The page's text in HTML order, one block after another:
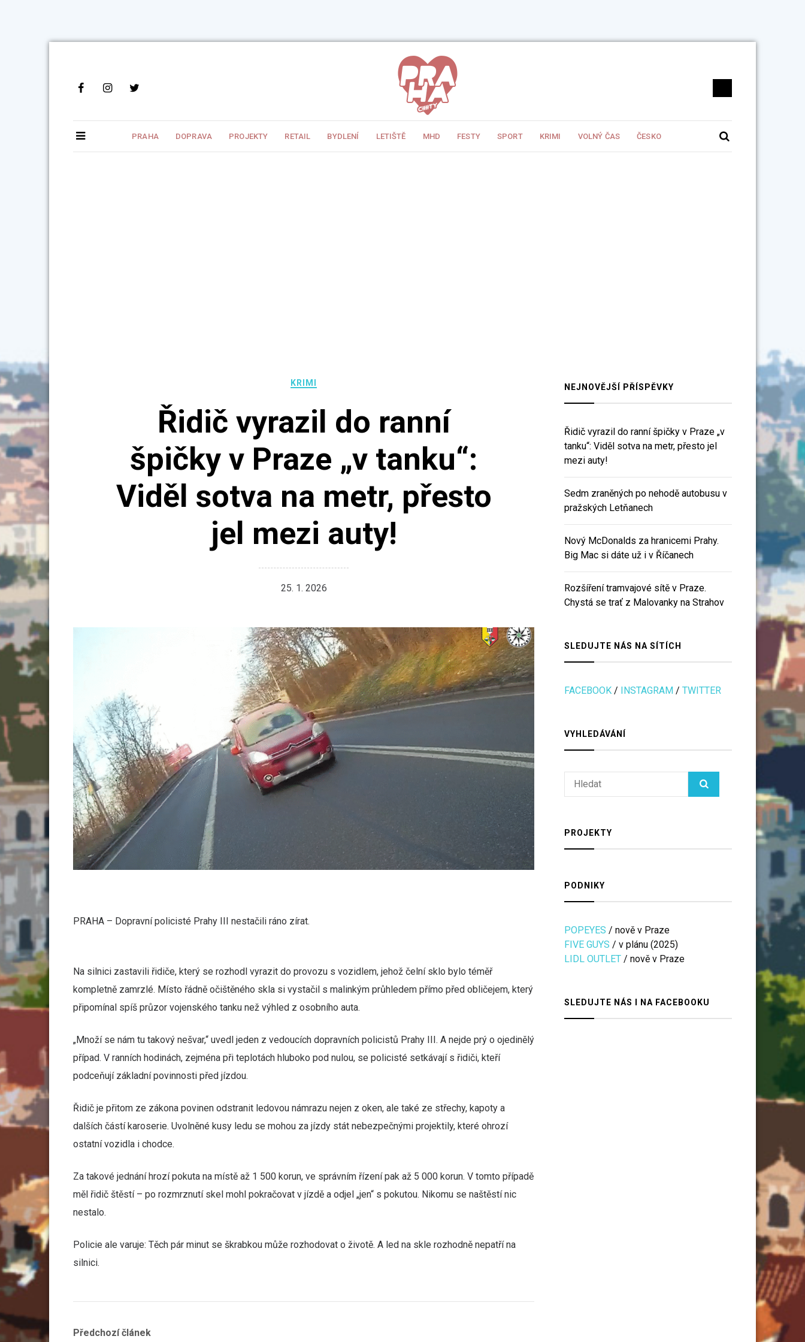
PRAHA DOPRAVA PROJEKTY RETAIL BYDLENÍ LETIŠTĚ MHD FESTY SPORT KRIMI VOLNÝ ČAS ČESKO
KRIMI
Řidič vyrazil do ranní
špičky v Praze „v tanku“:
Viděl sotva na metr, přesto
jel mezi auty!
25. 1. 2026
PRAHA – Dopravní policisté Prahy III nestačili ráno zírat.
Na silnici zastavili řidiče, který se rozhodl vyrazit do provozu s vozidlem, jehož čelní sklo bylo téměř
kompletně zamrzlé. Místo řádně očištěného skla si vystačil s malinkým průhledem přímo před obličejem, který
připomínal spíš průzor vojenského tanku než výhled z osobního auta.
„Množí se nám tu takový nešvar,“ uvedl jeden z vedoucích dopravních policistů Prahy III. A nejde prý o ojedinělý
případ. V ranních hodinách, zejména při teplotách hluboko pod nulou, se policisté setkávají s řidiči, kteří
podceňují základní povinnosti před jízdou.
Řidič je přitom ze zákona povinen odstranit ledovou námrazu nejen z oken, ale také ze střechy, kapoty a
dalších částí karoserie. Uvolněné kusy ledu se mohou za jízdy stát nebezpečnými projektily, které ohrozí
ostatní vozidla i chodce.
Za takové jednání hrozí pokuta na místě až 1 500 korun, ve správním řízení pak až 5 000 korun. V tomto případě
měl řidič štěstí – po rozmrznutí skel mohl pokračovat v jízdě a odjel „jen“ s pokutou. Nikomu se naštěstí nic
nestalo.
Policie ale varuje: Těch pár minut se škrabkou může rozhodovat o životě. A led na skle rozhodně nepatří na
silnici.
Navigace
Předchozí článek
Previous
NEJNOVĚJŠÍ PŘÍSPĚVKY
Řidič vyrazil do ranní špičky v Praze „v
tanku“: Viděl sotva na metr, přesto jel
mezi auty!
Sedm zraněných po nehodě autobusu v
pražských Letňanech
Nový McDonalds za hranicemi Prahy.
Big Mac si dáte už i v Říčanech
Rozšíření tramvajové sítě v Praze.
Chystá se trať z Malovanky na Strahov
SLEDUJTE NÁS NA SÍTÍCH
FACEBOOK / INSTAGRAM / TWITTER
VYHLEDÁVÁNÍ
Search
for:
HLEDAT
PROJEKTY
PODNIKY
POPEYES / nově v Praze
FIVE GUYS / v plánu (2025)
LIDL OUTLET / nově v Praze
SLEDUJTE NÁS I NA FACEBOOKU